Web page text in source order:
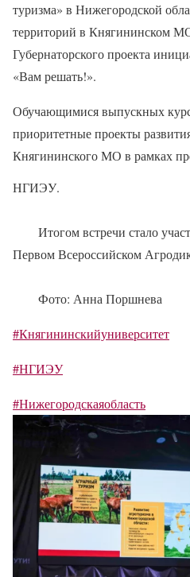
туризма» в Нижегородской
территорий в Княгининском
Губернаторского проекта
«Вам решать!».
Обучающимися выпускных
приоритетные проекты
Княгининского МО в рамках
НГИЭУ.
Итогом встречи стало
Первом Всероссийском
Фото: Анна Поршнева
#Княгининскийуниверситет
#НГИЭУ
#Нижегородскаяобласть